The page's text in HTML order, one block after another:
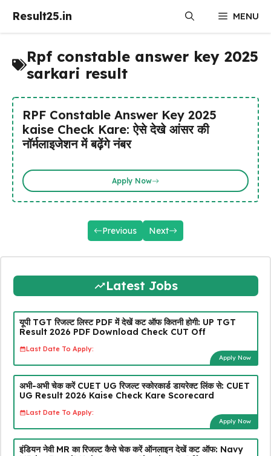
Result25.in MENU
Rpf constable answer key 2025
sarkari result
RPF Constable Answer Key 2025
kaise Check Kare: ऐसे देखे आंसर की
नॉर्मलाइजेशन में बढ़ेंगे नंबर
Apply Now
Previous Next
Latest Jobs
यूपी TGT रिजल्ट लिस्ट PDF में देखें कट ऑफ कितनी होगी: UP TGT
Result 2026 PDF Download Check CUT Off
Last Date To Apply:
Apply Now
अभी-अभी चेक करें CUET UG रिजल्ट स्कोरकार्ड डायरेक्ट लिंक से: CUET
UG Result 2026 Kaise Check Kare Scorecard
Last Date To Apply:
Apply Now
इंडियन नेवी MR का रिजल्ट कैसे चेक करें ऑनलाइन देखें कट ऑफ: Navy